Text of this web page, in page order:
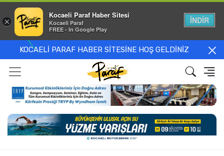
KOCAELİ PARAF HABER SİTESİNE HOŞ GELDİNİZ
×
Kocaeli Paraf Haber Sitesi
Kocaeli Paraf
FREE - In Google Play
İNDİR